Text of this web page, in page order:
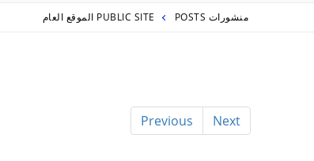
منشورات POSTS PUBLIC SITE الموقع العام
Previous Next